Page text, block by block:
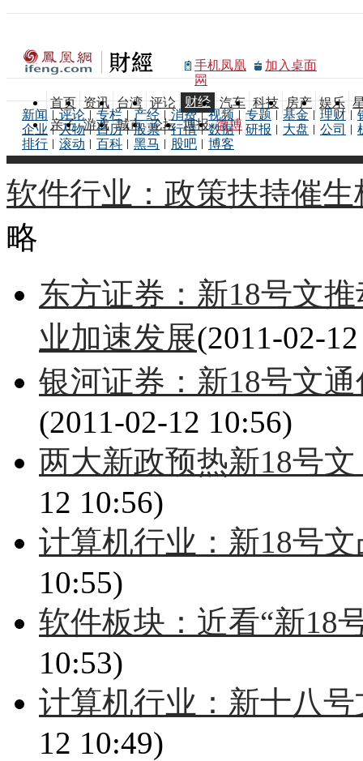
手机凤凰
网
加入桌面
首页 资讯 台湾 评论 财经 汽车 科技 房产 娱乐
亲子 游戏 城市 论坛 博报 微博
新闻 评论 专栏 产经 消费 视频 专题 基金 理财
企业
人物 日历 股票 行情 数据 研报 大盘 公司
排行
滚动 百科 黑马 股吧 博客
软件行业：政策扶持催
略
东方证券：新18号文
业加速发展(2011-02-
银河证券：新18号文
(2011-02-12 10:56)
两大新政预热新18号
12 10:56)
计算机行业：新18号
10:55)
软件板块：近看“新18
10:53)
计算机行业：新十八
12 10:49)